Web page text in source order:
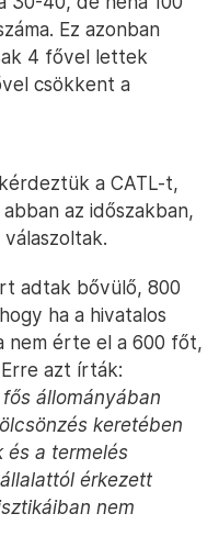
Ez azonban
4 fővel lettek
csökkent a
a CATL-t,
az időszakban,
adtak bővülő, 800
ha a hivatalos
nem érte el a 600 főt,
azt írták:
állományában
keretében
és a termelés
érkezett
nem